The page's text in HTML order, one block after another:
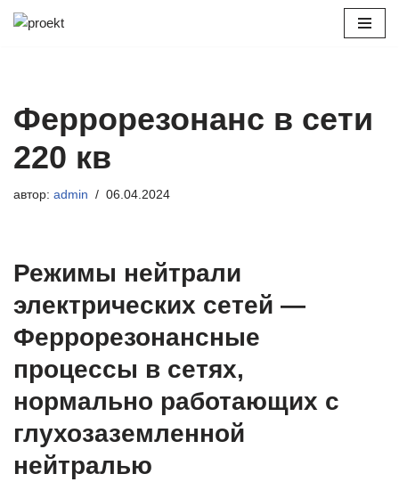
Феррорезонанс в сети
220 кв
автор: admin 06.04.2024
Режимы нейтрали
электрических сетей —
Феррорезонансные
процессы в сетях,
нормально работающих с
глухозаземленной
нейтралью